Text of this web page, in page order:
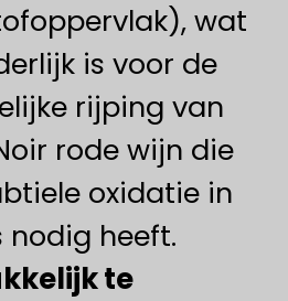
wat
is voor de
rijping van
rode wijn die
oxidatie in
nodig heeft.
te